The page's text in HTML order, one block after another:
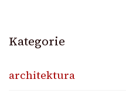
Kategorie
architektura